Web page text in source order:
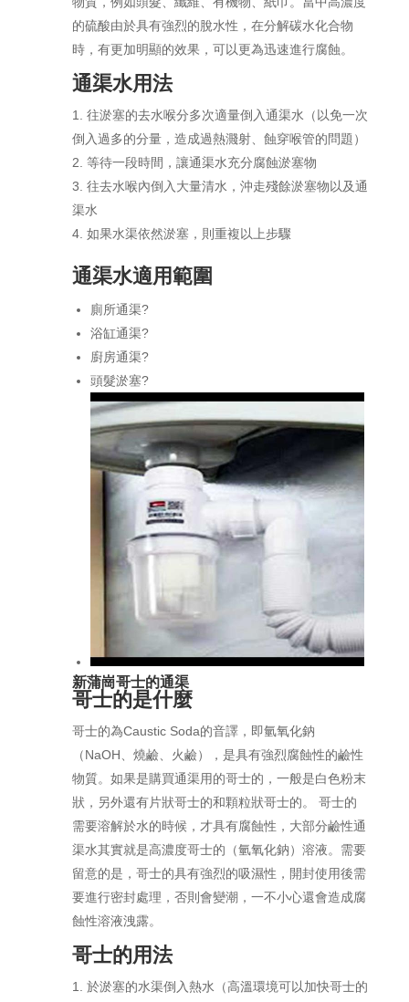
的硫酸由於具有強烈的脫水性，在分解碳水化合物
時，有更加明顯的效果，可以更為迅速進行腐蝕。
通渠水用法
往淤塞的去水喉分多次適量倒入通渠水（以免一次
倒入過多的分量，造成過熱濺射、蝕穿喉管的問題）
等待一段時間，讓通渠水充分腐蝕淤塞物
往去水喉內倒入大量清水，沖走殘餘淤塞物以及通
渠水
如果水渠依然淤塞，則重複以上步驟
通渠水適用範圍
廁所通渠?
浴缸通渠?
廚房通渠?
頭髮淤塞?
新蒲崗哥士的通渠
哥士的是什麼
哥士的為Caustic Soda的音譯，即氫氧化鈉
（NaOH、燒鹼、火鹼），是具有強烈腐蝕性的鹼性
物質。如果是購買通渠用的哥士的，一般是白色粉末
狀，另外還有片狀哥士的和顆粒狀哥士的。 哥士的
需要溶解於水的時候，才具有腐蝕性，大部分鹼性通
渠水其實就是高濃度哥士的（氫氧化鈉）溶液。需要
留意的是，哥士的具有強烈的吸濕性，開封使用後需
要進行密封處理，否則會變潮，一不小心還會造成腐
蝕性溶液洩露。
哥士的用法
於淤塞的水渠倒入熱水（高溫環境可以加快哥士的